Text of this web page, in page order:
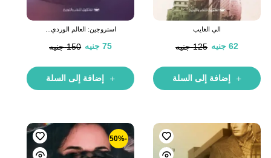
الي الغايب
125 جنيه 62 جنيه
إضافة إلى السلة
استروجين: العالم الوردي...
150 جنيه 75 جنيه
إضافة إلى السلة
-50%